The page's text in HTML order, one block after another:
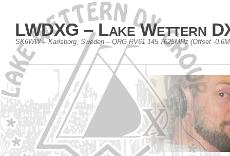
LWDXG – Lake Wettern
SK6WW – Karlsborg, Sweden – QRG RV61 145.7625MHz (Offset -